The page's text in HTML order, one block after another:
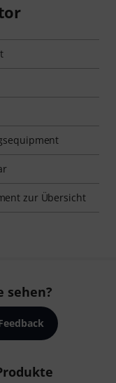
zur Übersicht
sehen?